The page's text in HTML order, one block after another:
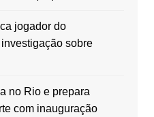
jogador do
sobre
no Rio e prepara
com inauguração